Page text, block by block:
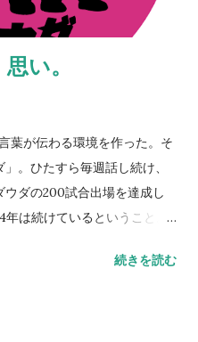
は力なり』なんや」。これ、
のところにも若干あるので、
アムやお店などで見かけた
GIVE UP
い。
葉が伝わる環境を作った。そ
。ひたすら毎週話し続け、
ダの200試合出場を達成し
年は続けているということ。
い。決して忘れてはいけない
続きを読む